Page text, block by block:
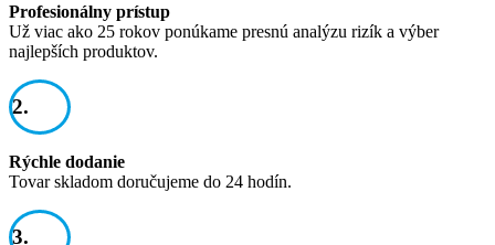
Profesionálny prístup
Už viac ako 25 rokov ponúkame presnú analýzu rizík a výber
najlepších produktov.
2.
Rýchle dodanie
Tovar skladom doručujeme do 24 hodín.
3.